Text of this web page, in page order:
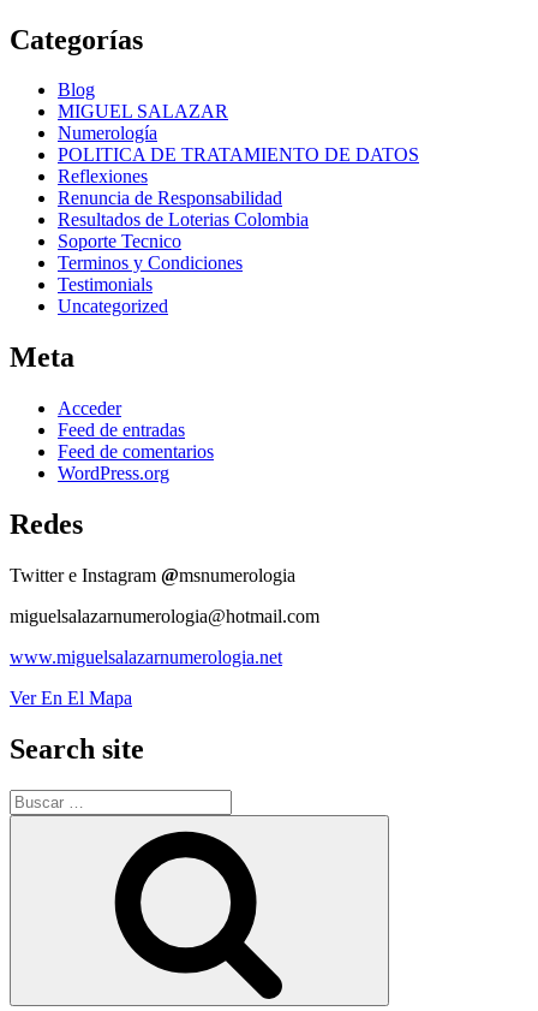
Categorías
Blog
MIGUEL SALAZAR
Numerología
POLITICA DE TRATAMIENTO DE DATOS
Reflexiones
Renuncia de Responsabilidad
Resultados de Loterias Colombia
Soporte Tecnico
Terminos y Condiciones
Testimonials
Uncategorized
Meta
Acceder
Feed de entradas
Feed de comentarios
WordPress.org
Redes
Twitter e Instagram @msnumerologia
miguelsalazarnumerologia@hotmail.com
www.miguelsalazarnumerologia.net
Ver En El Mapa
Search site
Buscar
por: